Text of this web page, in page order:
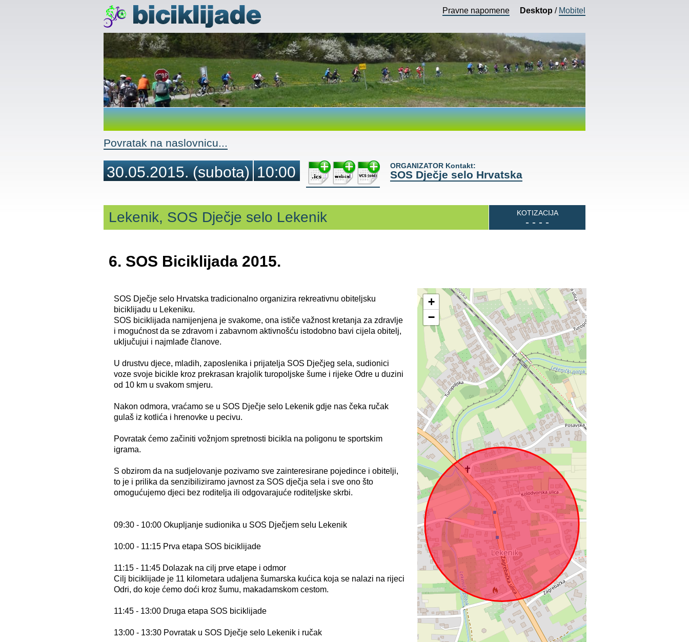
Pravne napomene Desktop / Mobitel
Povratak na naslovnicu...
30.05.2015.(subota) 10:00 ORGANIZATOR Kontakt:
SOS Dječje selo Hrvatska
Lekenik, SOS Dječje selo Lekenik KOTIZACIJA
- - - -
6. SOS Biciklijada 2015.
SOS Dječje selo Hrvatska tradicionalno organizira rekreativnu obiteljsku
biciklijadu u Lekeniku.
SOS biciklijada namijenjena je svakome, ona ističe važnost kretanja za zdravlje
i mogućnost da se zdravom i zabavnom aktivnošću istodobno bavi cijela obitelj,
uključujui i najmlađe članove.
U drustvu djece, mladih, zaposlenika i prijatelja SOS Dječjeg sela, sudionici
voze svoje bicikle kroz prekrasan krajolik turopoljske šume i rijeke Odre u duzini
od 10 km u svakom smjeru.
Nakon odmora, vraćamo se u SOS Dječje selo Lekenik gdje nas čeka ručak
gulaš iz kotlića i hrenovke u pecivu.
Povratak ćemo začiniti vožnjom spretnosti bicikla na poligonu te sportskim
igrama.
S obzirom da na sudjelovanje pozivamo sve zainteresirane pojedince i obitelji,
to je i prilika da senzibiliziramo javnost za SOS dječja sela i sve ono što
omogućujemo djeci bez roditelja ili odgovarajuće roditeljske skrbi.
09:30 - 10:00 Okupljanje sudionika u SOS Dječjem selu Lekenik
10:00 - 11:15 Prva etapa SOS biciklijade
11:15 - 11:45 Dolazak na cilj prve etape i odmor
Cilj biciklijade je 11 kilometara udaljena šumarska kućica koja se nalazi na rijeci
Odri, do koje ćemo doći kroz šumu, makadamskom cestom.
11:45 - 13:00 Druga etapa SOS biciklijade
13:00 - 13:30 Povratak u SOS Dječje selo Lekenik i ručak
+
−